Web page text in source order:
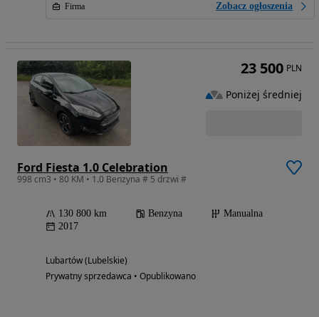
Firma Zobacz ogłoszenia
Ford Fiesta 1.0 Celebration
998 cm3 • 80 KM • 1.0 Benzyna # 5 drzwi #
130 800 km Benzyna
Manualna
2017
Lubartów (Lubelskie)
Prywatny sprzedawca • Opublikowano
23 500 PLN
Poniżej średniej